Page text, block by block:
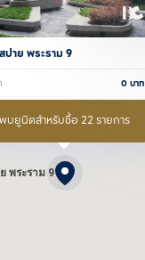
พระราม 9
ปาย พระราม 9
0บาท
พบยูนิตสำหรับซื้อ 22 รายการ